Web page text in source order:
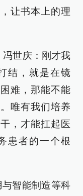
让书本上的理
冯世庆：刚才我
结，就是在镜
难，那能不能
唯有我们培养
，才能扛起医
患者的一个根
智能制造等科